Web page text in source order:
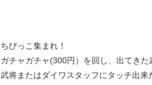
ちびっこ集まれ！
ガチャガチャ(300円）を回し、出てき
武将またはダイワスタッフにタッチ出来